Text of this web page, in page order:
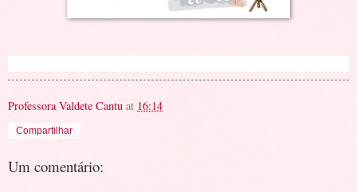
Professora Valdete Cantu at 16:14
Compartilhar
Um comentário: